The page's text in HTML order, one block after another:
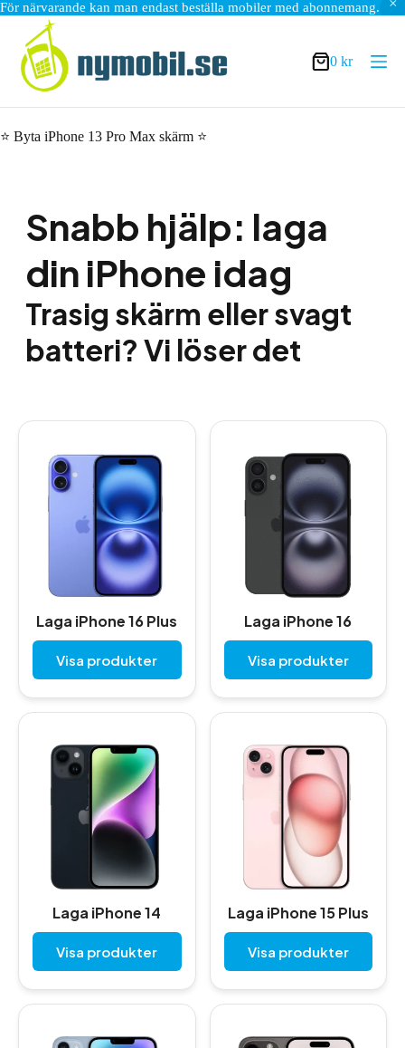
För närvarande kan man endast beställa mobiler med abonnemang.
innehåll
Varukorg
0 kr
⭐ Byta iPhone 13 Pro Max skärm ⭐
Snabb hjälp: laga
din iPhone idag
Trasig skärm eller svagt
batteri? Vi löser det
Laga iPhone 16 Plus
Visa produkter
Laga iPhone 16
Visa produkter
Laga iPhone 14
Visa produkter
Laga iPhone 15 Plus
Visa produkter